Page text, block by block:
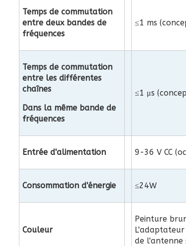
Temps de commutation
entre deux bandes de
fréquences
≤1 ms
Temps de commutation
entre les différentes
chaînes
Dans la même bande de
fréquences
≤1 μs
Entrée d'alimentation 9-36 V CC
Consommation d'énergie ≤24W
Couleur
Peinture
de l'antenne